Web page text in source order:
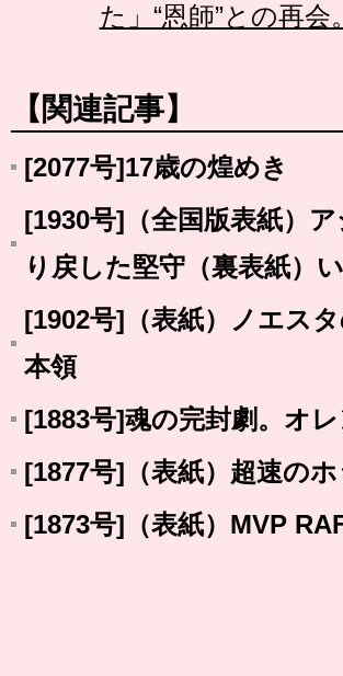
た」“恩師”との再
【関連記事】
[2077号]17歳の煌めき
[1930号]（全国版表紙）
り戻した堅守（裏表紙）
[1902号]（表紙）ノエス
本領
[1883号]魂の完封劇。オ
[1877号]（表紙）超速の
[1873号]（表紙）MVP